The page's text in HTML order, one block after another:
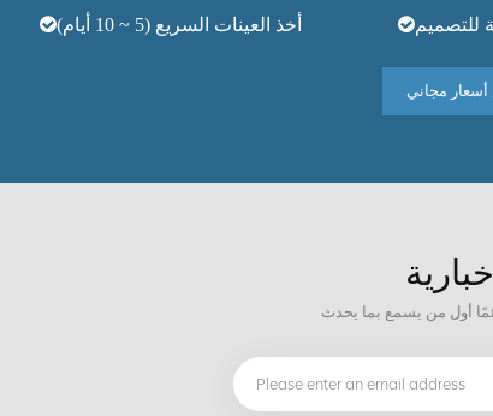
أخذ العينات السريع (5 ~ 10 أيام) للتصميم
مجاني